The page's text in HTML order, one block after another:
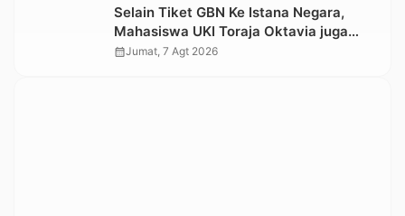
Selain Tiket GBN Ke Istana Negara,
Mahasiswa UKI Toraja Oktavia juga
Lolos ke Pekan Seni Mahasiswa
calendar_monthJumat, 7 Agt 2026